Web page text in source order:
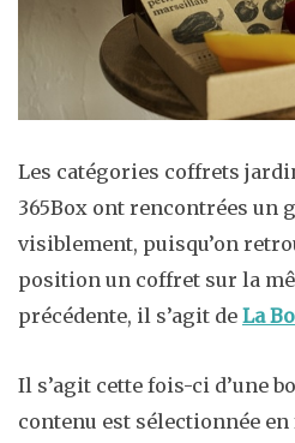
Les catégories coffrets
365Box ont rencontrées un
visiblement, puisqu’on
position un coffret sur la
précédente, il s’agit de La
Il s’agit cette fois-ci d’une
contenu est sélectionnée